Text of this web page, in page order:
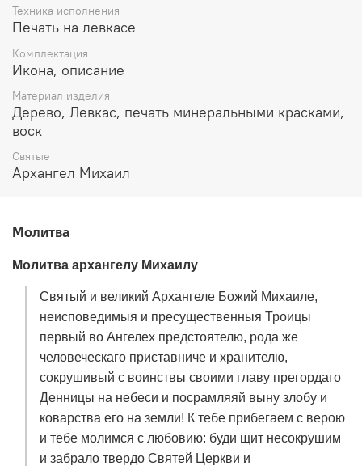
Производитель: мастерская "Иконный Дом", Россия
Техника исполнения
Печать на левкасе
Комплектация
Икона, описание
Материал изделия
Дерево, Левкас, печать минеральными красками,
воск
Святые
Архангел Михаил
Молитва
Молитва архангелу Михаилу
Святый и великий Архангеле Божий Михаиле,
неисповедимыя и пресущественныя Троицы
первый во Ангелех предстоятелю, рода же
человеческаго приставниче и хранителю,
сокрушивый с воинствы своими главу прегордаго
Денницы на небеси и посрамляяй выну злобу и
коварства его на земли! К тебе прибегаем с верою
и тебе молимся с любовию: буди щит несокрушим
и забрало твердо Святей Церкви и